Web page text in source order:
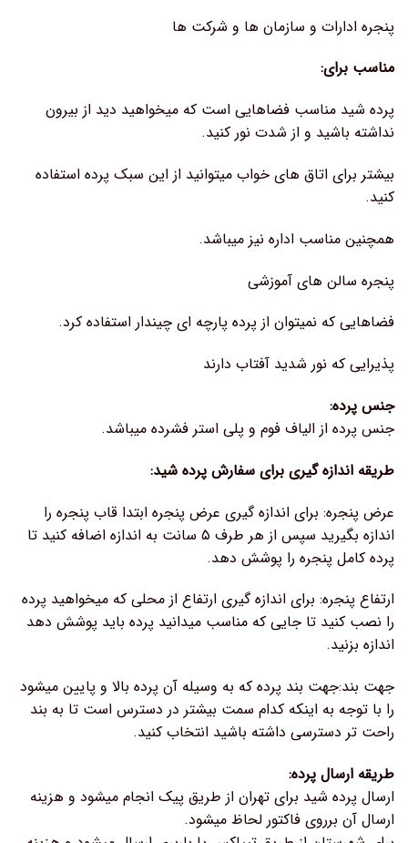
پنجره ادارات و سازمان ها و شرکت ها
مناسب برای:
پرده شید مناسب فضاهایی است که میخواهید دید از بیرون
نداشته باشید و از شدت نور کنید.
بیشتر برای اتاق های خواب میتوانید از این سبک پرده استفاده
کنید.
همچنین مناسب اداره نیز میباشد.
پنجره سالن های آموزشی
فضاهایی که نمیتوان از پرده پارچه ای چیندار استفاده کرد.
پذیرایی که نور شدید آفتاب دارند
جنس پرده:
جنس پرده از الیاف فوم و پلی استر فشرده میباشد.
طریقه اندازه گیری برای سفارش پرده شید:
عرض پنجره: برای اندازه گیری عرض پنجره ابتدا قاب پنجره را
اندازه بگیرید سپس از هر طرف ۵ سانت به اندازه اضافه کنید تا
پرده کامل پنجره را پوشش دهد.
ارتفاع پنجره: برای اندازه گیری ارتفاع از محلی که میخواهید پرده
را نصب کنید تا جایی که مناسب میدانید پرده باید پوشش دهد
اندازه بزنید.
جهت بند:جهت بند پرده که به وسیله آن پرده بالا و پایین میشود
را با توجه به اینکه کدام سمت بیشتر در دسترس است تا به بند
راحت تر دسترسی داشته باشید انتخاب کنید.
طریقه ارسال پرده:
ارسال پرده شید برای تهران از طریق پیک انجام میشود و هزینه
ارسال آن برروی فاکتور لحاظ میشود.